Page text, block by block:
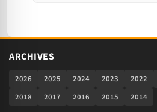
ARCHIVES
2026 2025 2024 2023 2022
2018
2017 2016 2015 2014